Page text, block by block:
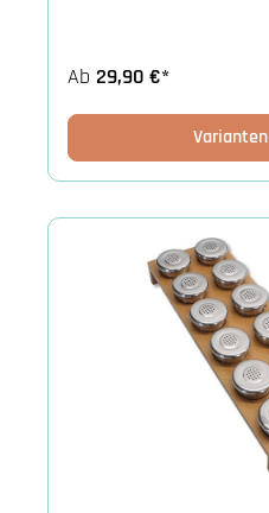
Ab 29,90 €*